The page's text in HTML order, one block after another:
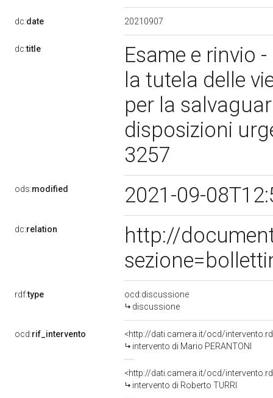
dc:date 20210907
dc:title
Esame e rinvio
la tutela delle
per la
disposizioni
3257
ods:modified 2021-09-
dc:relation
http://
rdf:type
ocd:discussione
discussione
ocd:rif_intervento
<http://dati.camera.it/ocd/
intervento di Mario PERANTONI
<http://dati.camera.it/ocd/
intervento di Roberto TURRI